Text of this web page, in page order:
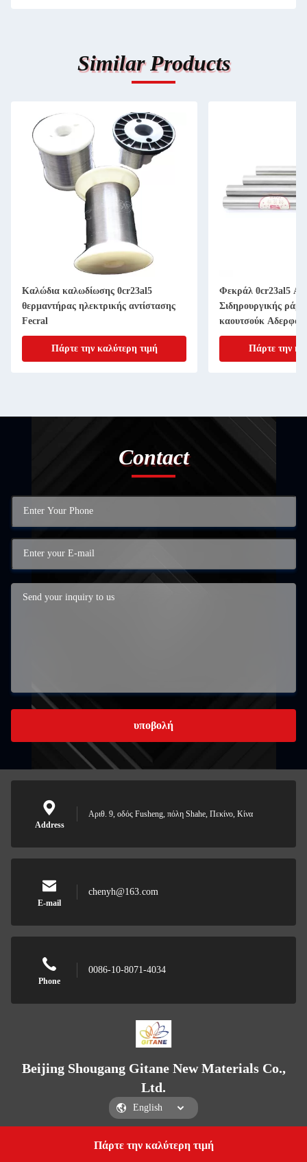
Πάρτε την καλύτερη τιμή
Similar Products
Καλώδια καλωδίωσης 0cr23al5
θερμαντήρας ηλεκτρικής αντίστασης
Fecral
Πάρτε την καλύτερη τιμή
Φεκράλ 0cr23al5
Σιδηρουργικής
καουτσούκ Αδερφό
Πάρτε την
Contact
υποβολή
Address
Αριθ. 9, οδός Fusheng, πόλη Shahe, Πεκίνο, Κίνα
E-mail
chenyh@163.com
Phone
0086-10-8071-4034
Beijing Shougang Gitane New Materials Co.,
Ltd.
Beijing Shougang Gitane New Materials Co., Ltd.
Get a Quote